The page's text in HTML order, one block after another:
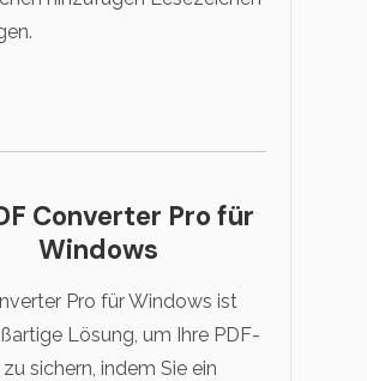
Converter Pro für
Windows
Pro für Windows ist
Lösung, um Ihre PDF-
sichern, indem Sie ein